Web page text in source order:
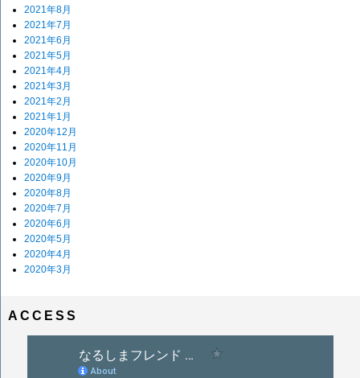
2021年8月
2021年7月
2021年6月
2021年5月
2021年4月
2021年3月
2021年2月
2021年1月
2020年12月
2020年11月
2020年10月
2020年9月
2020年8月
2020年7月
2020年6月
2020年5月
2020年4月
2020年3月
ACCESS